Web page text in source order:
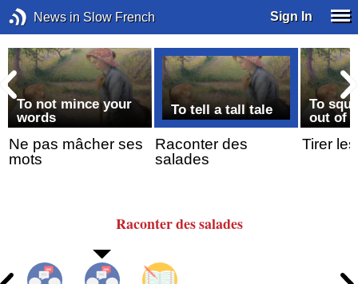
News in Slow French Sign In
To not mince your
words
Ne pas mâcher ses
mots
To tell a tall tale
Raconter des
salades
To
out of
Tirer
Raconterdes salades